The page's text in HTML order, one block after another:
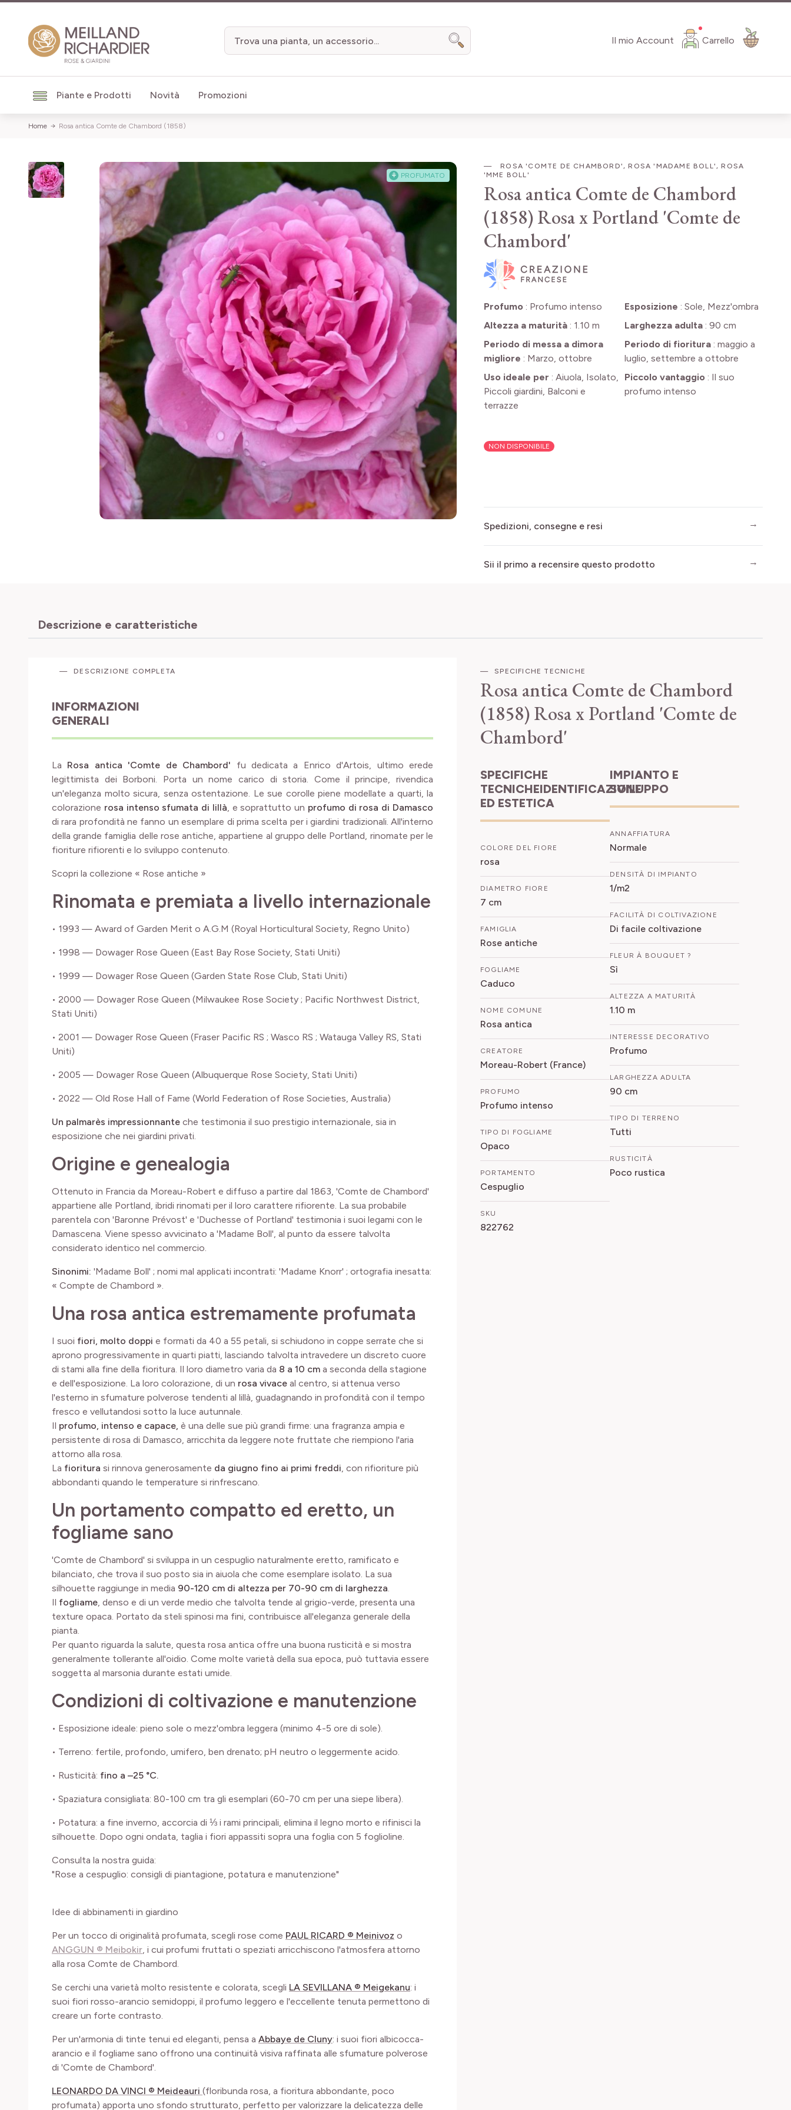
Il mio Account Carrello
Piante e Prodotti Novità Promozioni
Search
Home Rosa antica Comte de Chambord (1858)
⚘ PROFUMATO
ROSA 'COMTE DE CHAMBORD', ROSA 'MADAME BOLL', ROSA
'MME BOLL'
Rosa antica Comte de Chambord
(1858)Rosa x Portland 'Comte de
Chambord'
Profumo : Profumo intenso Esposizione : Sole, Mezz'ombra
Altezza a maturità: 1.10 m Larghezza adulta: 90 cm
Periodo di messa a dimora
migliore : Marzo, ottobre
Periodo di fioritura: maggio a
luglio, settembre a ottobre
Uso ideale per : Aiuola, Isolato,
Piccoli giardini, Balconi e
terrazze
Piccolo vantaggio : Il suo
profumo intenso
NON DISPONIBILE
Spedizioni, consegne e resi
Sii il primo a recensire questo prodotto
Descrizione e caratteristiche
DESCRIZIONE COMPLETA
INFORMAZIONI
GENERALI
La Rosa antica 'Comte de Chambord' fu dedicata a Enrico d'Artois, ultimo erede
legittimista dei Borboni. Porta un nome carico di storia. Come il principe, rivendica
un'eleganza molto sicura, senza ostentazione. Le sue corolle piene modellate a quarti, la
colorazione rosa intenso sfumata di lillà, e soprattutto un profumo di rosa di Damasco
di rara profondità ne fanno un esemplare di prima scelta per i giardini tradizionali. All'interno
della grande famiglia delle rose antiche, appartiene al gruppo delle Portland, rinomate per le
fioriture rifiorenti e lo sviluppo contenuto.
Scopri la collezione « Rose antiche »
Rinomata e premiata a livello internazionale
• 1993 — Award of Garden Merit o A.G.M (Royal Horticultural Society, Regno Unito)
• 1998 — Dowager Rose Queen (East Bay Rose Society, Stati Uniti)
• 1999 — Dowager Rose Queen (Garden State Rose Club, Stati Uniti)
• 2000 — Dowager Rose Queen (Milwaukee Rose Society ; Pacific Northwest District,
Stati Uniti)
• 2001 — Dowager Rose Queen (Fraser Pacific RS ; Wasco RS ; Watauga Valley RS, Stati
Uniti)
• 2005 — Dowager Rose Queen (Albuquerque Rose Society, Stati Uniti)
• 2022 — Old Rose Hall of Fame (World Federation of Rose Societies, Australia)
Un palmarès impressionnante che testimonia il suo prestigio internazionale, sia in
esposizione che nei giardini privati.
Origine e genealogia
Ottenuto in Francia da Moreau-Robert e diffuso a partire dal 1863, 'Comte de Chambord'
appartiene alle Portland, ibridi rinomati per il loro carattere rifiorente. La sua probabile
parentela con 'Baronne Prévost' e 'Duchesse of Portland' testimonia i suoi legami con le
Damascena. Viene spesso avvicinato a 'Madame Boll', al punto da essere talvolta
considerato identico nel commercio.
Sinonimi: 'Madame Boll' ; nomi mal applicati incontrati: 'Madame Knorr' ; ortografia inesatta:
« Compte de Chambord ».
Una rosa antica estremamente profumata
I suoi fiori, molto doppi e formati da 40 a 55 petali, si schiudono in coppe serrate che si
aprono progressivamente in quarti piatti, lasciando talvolta intravedere un discreto cuore
di stami alla fine della fioritura. Il loro diametro varia da 8 a 10 cm a seconda della stagione
e dell'esposizione. La loro colorazione, di un rosa vivace al centro, si attenua verso
l'esterno in sfumature polverose tendenti al lillà, guadagnando in profondità con il tempo
fresco e vellutandosi sotto la luce autunnale.
Il profumo, intenso e capace, è una delle sue più grandi firme: una fragranza ampia e
persistente di rosa di Damasco, arricchita da leggere note fruttate che riempiono l'aria
attorno alla rosa.
La fioritura si rinnova generosamente da giugno fino ai primi freddi, con rifioriture più
abbondanti quando le temperature si rinfrescano.
Un portamento compatto ed eretto, un
fogliame sano
'Comte de Chambord' si sviluppa in un cespuglio naturalmente eretto, ramificato e
bilanciato, che trova il suo posto sia in aiuola che come esemplare isolato. La sua
silhouette raggiunge in media 90-120 cm di altezza per 70-90 cm di larghezza.
Il fogliame, denso e di un verde medio che talvolta tende al grigio-verde, presenta una
texture opaca. Portato da steli spinosi ma fini, contribuisce all'eleganza generale della
pianta.
Per quanto riguarda la salute, questa rosa antica offre una buona rusticità e si mostra
generalmente tollerante all'oidio. Come molte varietà della sua epoca, può tuttavia essere
soggetta al marsonia durante estati umide.
Condizioni di coltivazione e manutenzione
• Esposizione ideale: pieno sole o mezz'ombra leggera (minimo 4-5 ore di sole).
• Terreno: fertile, profondo, umifero, ben drenato; pH neutro o leggermente acido.
• Rusticità: fino a –25 °C.
• Spaziatura consigliata: 80-100 cm tra gli esemplari (60-70 cm per una siepe libera).
• Potatura: a fine inverno, accorcia di ⅓ i rami principali, elimina il legno morto e rifinisci la
silhouette. Dopo ogni ondata, taglia i fiori appassiti sopra una foglia con 5 foglioline.
Consulta la nostra guida:
"Rose a cespuglio: consigli di piantagione, potatura e manutenzione"
Idee di abbinamenti in giardino
Per un tocco di originalità profumata, scegli rose come PAUL RICARD ® Meinivoz o
ANGGUN ® Meibokir, i cui profumi fruttati o speziati arricchiscono l'atmosfera attorno
alla rosa Comte de Chambord.
Se cerchi una varietà molto resistente e colorata, scegli LA SEVILLANA ® Meigekanu: i
suoi fiori rosso-arancio semidoppi, il profumo leggero e l'eccellente tenuta permettono di
creare un forte contrasto.
Per un'armonia di tinte tenui ed eleganti, pensa a Abbaye de Cluny: i suoi fiori albicocca-
arancio e il fogliame sano offrono una continuità visiva raffinata alle sfumature polverose
di 'Comte de Chambord'.
LEONARDO DA VINCI ® Meideauri (floribunda rosa, a fioritura abbondante, poco
profumata) apporta uno sfondo strutturato, perfetto per valorizzare la delicatezza delle
SPECIFICHE TECNICHE
Rosa antica Comte de Chambord
(1858)Rosa x Portland 'Comte de
Chambord'
SPECIFICHE
TECNICHEIDENTIFICAZIONE
ED ESTETICA
COLORE DEL FIORE
rosa
DIAMETRO FIORE
7 cm
FAMIGLIA
Rose antiche
FOGLIAME
Caduco
NOME COMUNE
Rosa antica
CREATORE
Moreau-Robert (France)
PROFUMO
Profumo intenso
TIPO DI FOGLIAME
Opaco
PORTAMENTO
Cespuglio
SKU
822762
IMPIANTO E
SVILUPPO
ANNAFFIATURA
Normale
DENSITÀ DI IMPIANTO
1/m2
FACILITÀ DI COLTIVAZIONE
Di facile coltivazione
FLEUR À BOUQUET ?
Sì
ALTEZZA A MATURITÀ
1.10 m
INTERESSE DECORATIVO
Profumo
LARGHEZZA ADULTA
90 cm
TIPO DI TERRENO
Tutti
RUSTICITÀ
Poco rustica